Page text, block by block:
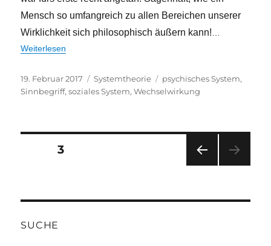
Mensch so umfangreich zu allen Bereichen unserer
Wirklichkeit sich philosophisch äußern kann!
Weiterlesen
Veröffentlicht
am
19. Februar 2017 Kategorien
Systemtheorie Schlagwörter
psychisches System,
Sinnbegriff,soziales System,Wechselwirkung
Seitennummerierung
Beiträge
SEIT
SEITE3
SUCHE